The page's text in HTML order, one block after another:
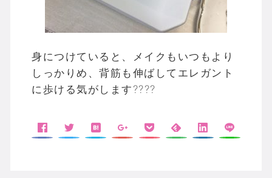
身につけていると、メイクもいつもより
しっかりめ、背筋も伸ばしてエレガント
に歩ける気がします????